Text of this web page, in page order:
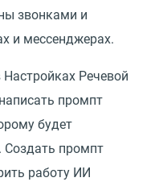
звонками и
и мессенджерах.
Речевой
промпт
будет
Создать промпт
работу ИИ